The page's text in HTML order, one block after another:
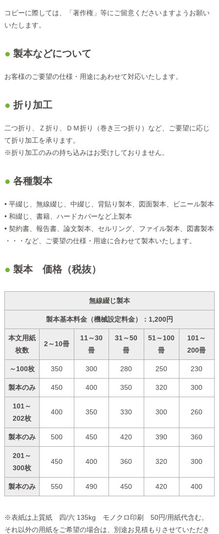
コピーに際しては、「著作権」等にご留意くださいますようお願い
いたします。
製本などについて
お客様のご要望の仕様・用途にあわせて対応いたします。
折り加工
二つ折り、Ｚ折り、ＤＭ折り（巻き三つ折り）など、ご要望に応じ
て折り加工を承ります。
※折り加工のみの持ち込みはお受けしておりません。
各種製本
• 平綴じ、無線綴じ、中綴じ、背貼り製本、図面製本、ビニール製本
• 和綴じ、書籍、ハードカバーなど上製本
• 契約書、報告書、論文製本、セルリング、ファイル製本、図書製本
・・・など、ご要望の仕様・用途に合わせて製本いたします。
製本 価格（税抜）
無線綴じ製本
製本基本料金（機械設定料金）：1,200円
本文用紙
枚数
2～10冊
11～30
冊
31～50
冊
51～100
冊
101～
200冊
～100枚 350 300 280 250 230
製本のみ 450 400 350 320 300
101～
202枚
400 350 330 300 260
製本のみ 500 450 420 390 360
201～
300枚
450 400 360 320 300
製本のみ 550 490 450 420 400
※表紙は上質紙 四/六 135kg モノクロ印刷 50円/用紙代含む。
それ以外の用紙をご希望の場合は、別途お見積もりさせていただき